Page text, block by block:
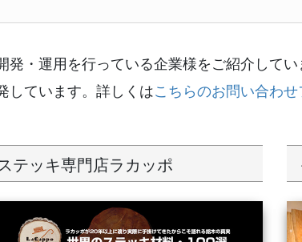
・運用を行っている企業様をご紹介して
しています。詳しくはこちらのお問い合わ
ステッキ専門店ラカッポ